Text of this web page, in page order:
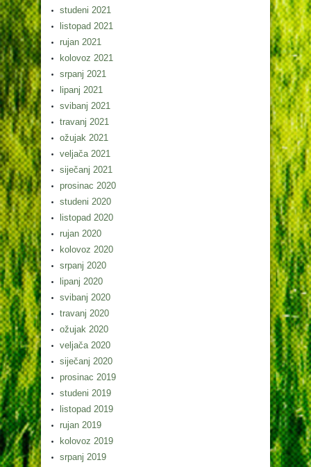
studeni 2021
listopad 2021
rujan 2021
kolovoz 2021
srpanj 2021
lipanj 2021
svibanj 2021
travanj 2021
ožujak 2021
veljača 2021
siječanj 2021
prosinac 2020
studeni 2020
listopad 2020
rujan 2020
kolovoz 2020
srpanj 2020
lipanj 2020
svibanj 2020
travanj 2020
ožujak 2020
veljača 2020
siječanj 2020
prosinac 2019
studeni 2019
listopad 2019
rujan 2019
kolovoz 2019
srpanj 2019